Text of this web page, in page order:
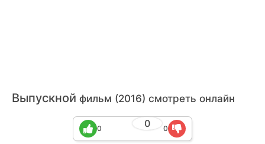
Выпускной фильм (2016) смотреть онлайн
0
0 0